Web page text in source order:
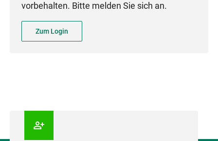
vorbehalten. Bitte melden Sie sich an.
Zum Login